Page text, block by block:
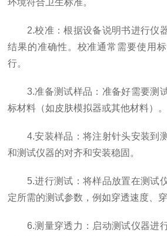
2.校准：根据设备说明书进行仪
结果的准确性。校准通常需要使用
行。
3.准备测试样品：准备好需要测试
标材料（如皮肤模拟器或其他材料）。
4.安装样品：将注射针头安装到
和测试仪器的对齐和安装稳固。
5.进行测试：将样品放置在测试
定所需的测试参数，例如穿透速度、穿
6.测量穿透力：启动测试仪器进行